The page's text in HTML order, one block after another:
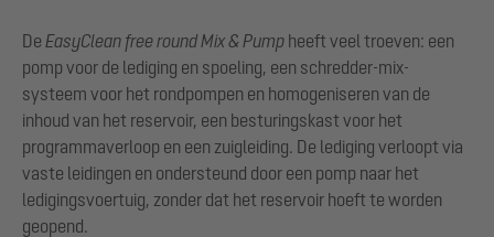
De EasyClean free round Mix & Pump heeft veel troeven: een
pomp voor de lediging en spoeling, een schredder-mix-
systeem voor het rondpompen en homogeniseren van de
inhoud van het reservoir, een besturingskast voor het
programmaverloop en een zuigleiding. De lediging verloopt via
vaste leidingen en ondersteund door een pomp naar het
ledigingsvoertuig, zonder dat het reservoir hoeft te worden
geopend.